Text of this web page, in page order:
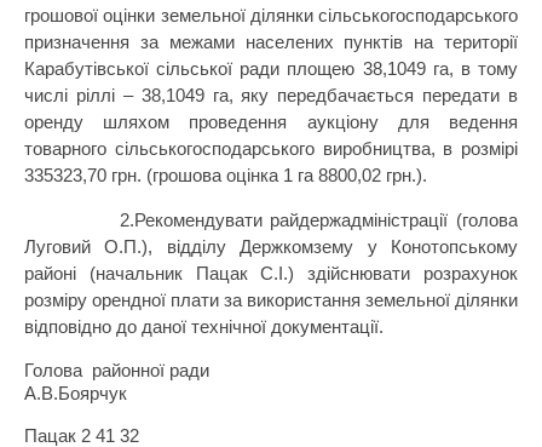
грошової оцінки земельної ділянки сільськогосподарського
призначення за межами населених пунктів на території
Карабутівської сільської ради площею 38,1049 га, в тому
числі ріллі – 38,1049 га, яку передбачається передати в
оренду шляхом проведення аукціону для ведення
товарного сільськогосподарського виробництва, в розмірі
335323,70 грн. (грошова оцінка 1 га 8800,02 грн.).
2.Рекомендувати райдержадміністрації (голова
Луговий О.П.), відділу Держкомзему у Конотопському
районі (начальник Пацак С.І.) здійснювати розрахунок
розміру орендної плати за використання земельної ділянки
відповідно до даної технічної документації.
Голова районної ради
А.В.Боярчук
Пацак 2 41 32